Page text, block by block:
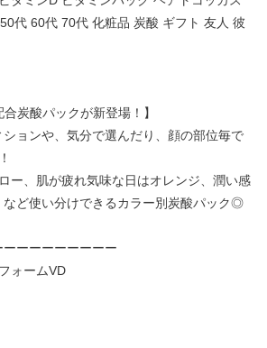
代 60代 70代 化粧品 炭酸 ギフト 友人 彼
合炭酸パックが新登場！】
ョンや、気分で選んだり、顔の部位毎で
ー、肌が疲れ気味な日はオレンジ、潤い感
など使い分けできるカラー別炭酸パック◎
ーーーーーーーー
ォームVD